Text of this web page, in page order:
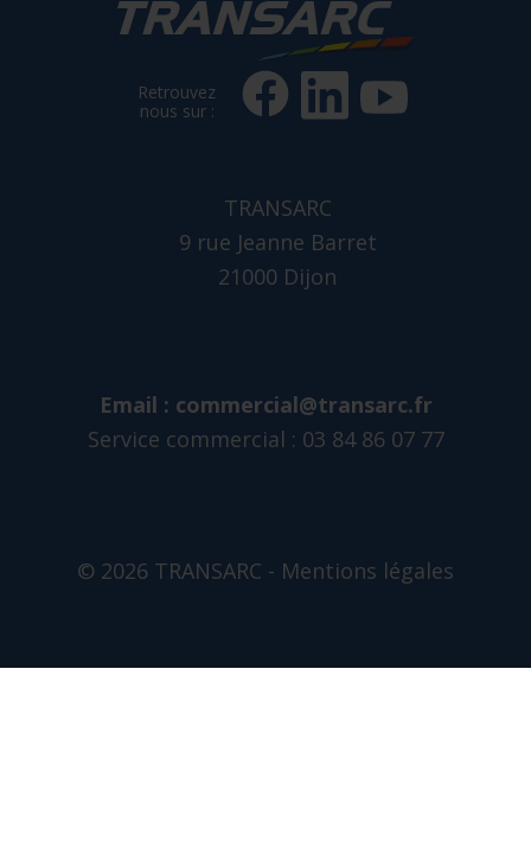
Retrouvez
nous sur :
TRANSARC
9 rue Jeanne Barret
21000 Dijon
Email : commercial@transarc.fr
Service commercial : 03 84 86 07 77
© 2026 TRANSARC - Mentions légales